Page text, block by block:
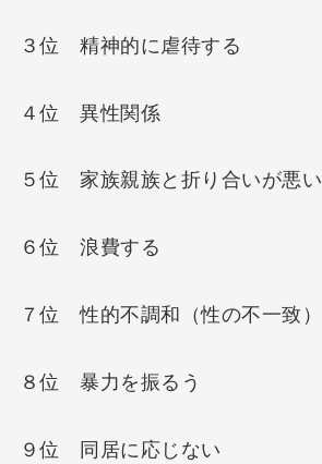
３位 精神的に虐待する
４位 異性関係
５位 家族親族と折り合いが悪い
６位 浪費する
７位 性的不調和（性の不一致）
８位 暴力を振るう
９位 同居に応じない